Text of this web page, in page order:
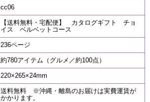
cc06
【送料無料・宅配便】 カタログギフト チョ
イス ベルベットコース
236ページ
約780アイテム（グルメ／約100点）
220×265×24mm
送料無料 ※沖縄・離島のお届けは実費運賃が
かかります。